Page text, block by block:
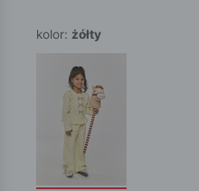
kolor: żółty